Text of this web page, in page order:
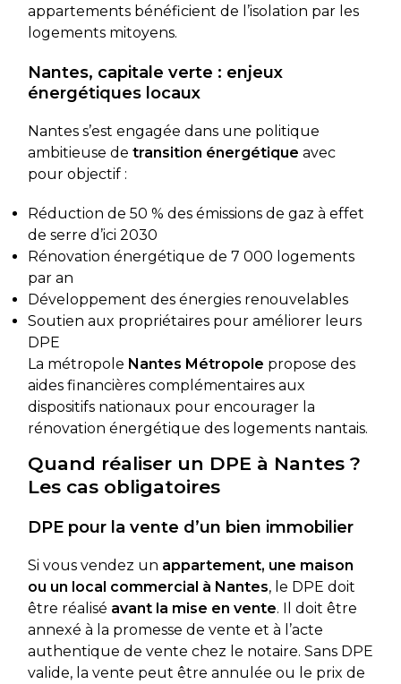
appartements bénéficient de l’isolation par les
logements mitoyens.
Nantes, capitale verte : enjeux
énergétiques locaux
Nantes s’est engagée dans une politique
ambitieuse de transition énergétique avec
pour objectif :
Réduction de 50 % des émissions de gaz à effet
de serre d’ici 2030
Rénovation énergétique de 7 000 logements
par an
Développement des énergies renouvelables
Soutien aux propriétaires pour améliorer leurs
DPE
La métropole Nantes Métropole propose des
aides financières complémentaires aux
dispositifs nationaux pour encourager la
rénovation énergétique des logements nantais.
Quand réaliser un DPE à Nantes ?
Les cas obligatoires
DPE pour la vente d’un bien immobilier
Si vous vendez un appartement, une maison
ou un local commercial à Nantes, le DPE doit
être réalisé avant la mise en vente. Il doit être
annexé à la promesse de vente et à l’acte
authentique de vente chez le notaire. Sans DPE
valide, la vente peut être annulée ou le prix de